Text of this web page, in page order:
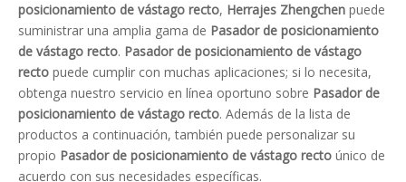
posicionamiento de vástago recto, Herrajes Zhengchen puede
suministrar una amplia gama de Pasador de posicionamiento
de vástago recto. Pasador de posicionamiento de vástago
recto puede cumplir con muchas aplicaciones; si lo necesita,
obtenga nuestro servicio en línea oportuno sobre Pasador de
posicionamiento de vástago recto. Además de la lista de
productos a continuación, también puede personalizar su
propio Pasador de posicionamiento de vástago recto único de
acuerdo con sus necesidades específicas.